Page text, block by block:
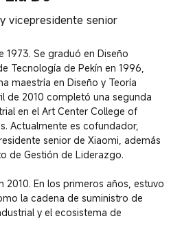
vicepresidente senior
1973. Se graduó en Diseño
Tecnología de Pekín en 1996,
maestría en Diseño y Teoría
de 2010 completó una segunda
en el Art Center College of
Actualmente es cofundador,
senior de Xiaomi, además
de Gestión de Liderazgo.
2010. En los primeros años, estuvo
la cadena de suministro de
y el ecosistema de